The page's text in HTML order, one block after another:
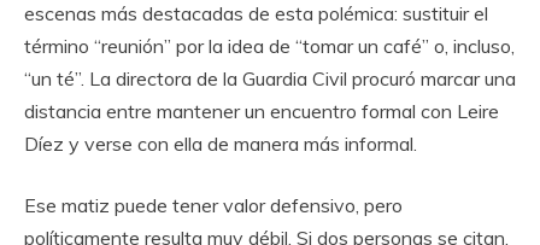
escenas más destacadas de esta polémica: sustituir el
término “reunión” por la idea de “tomar un café” o, incluso,
“un té”. La directora de la Guardia Civil procuró marcar una
distancia entre mantener un encuentro formal con Leire
Díez y verse con ella de manera más informal.
Ese matiz puede tener valor defensivo, pero
políticamente resulta muy débil. Si dos personas se citan,